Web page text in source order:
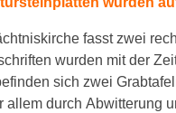
fasst zwei
wurden mit der
sich zwei
durch Abwitterung